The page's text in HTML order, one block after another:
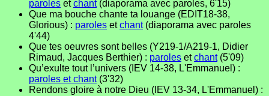
paroles etchant(diaporama avec paroles, 6'15)
Que ma bouche chante ta louange (EDIT18-38,
Glorious) : paroles etchant(diaporama avec paroles
4'44)
Que tes oeuvres sont belles (Y219-1/A219-1, Didier
Rimaud, Jacques Berthier) : paroles etchant(5'09)
Qu’exulte tout l’univers (IEV 14-38, L'Emmanuel) :
paroles et chant(3'32)
Rendons gloire à notre Dieu (IEV 13-34, L'Emmanuel) :